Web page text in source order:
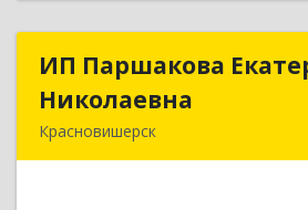
ИП Паршакова
Николаевна
Красновишерск
ИП